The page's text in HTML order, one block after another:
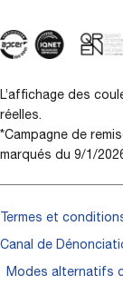
L’affichage des
réelles.
*Campagne de
marqués du 9/1/
Termes et
Canal de
Modes alternatifs